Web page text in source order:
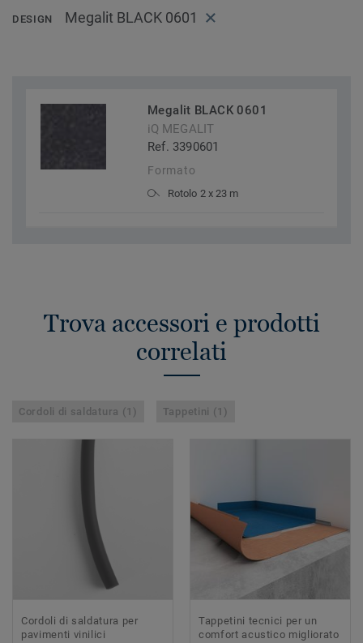
DESIGN Megalit BLACK 0601
Megalit BLACK 0601
iQ MEGALIT
Ref. 3390601
Formato
Rotolo 2 x 23 m
Trova accessori e prodotti
correlati
Cordoli di saldatura (1) Tappetini (1)
Cordoli di saldatura per
pavimenti vinilici
Tappetini tecnici per un
comfort acustico migliorato